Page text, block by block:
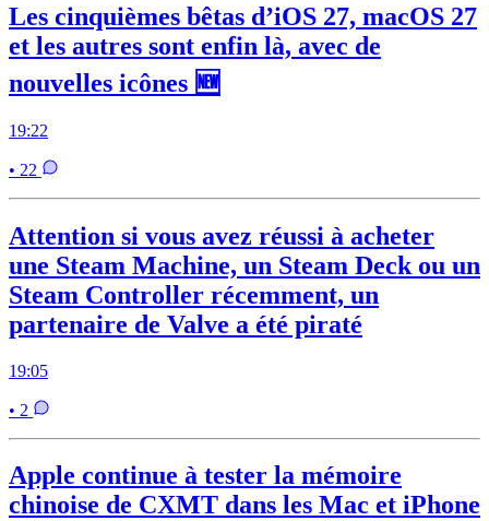
Les cinquièmes bêtas d’iOS 27, macOS 27
et les autres sont enfin là, avec de
nouvelles icônes 🆕
19:22
• 22
Attention si vous avez réussi à acheter
une Steam Machine, un Steam Deck ou un
Steam Controller récemment, un
partenaire de Valve a été piraté
19:05
• 2
Apple continue à tester la mémoire
chinoise de CXMT dans les Mac et iPhone